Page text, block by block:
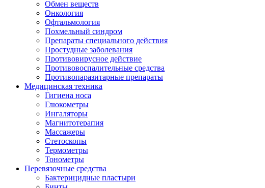
Обмен веществ
Онкология
Офтальмология
Похмельный синдром
Препараты специального действия
Простудные заболевания
Противовирусное действие
Противовоспалительные средства
Противопаразитарные препараты
Медицинская техника
Гигиена носа
Глюкометры
Ингаляторы
Магнитотерапия
Массажеры
Стетоскопы
Термометры
Тонометры
Перевязочные средства
Бактерицидные пластыри